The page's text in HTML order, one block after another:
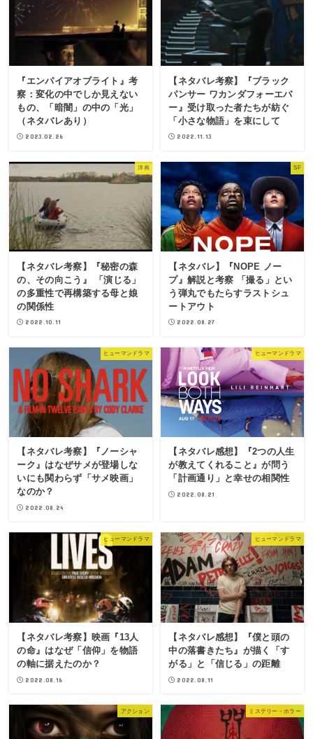
『エンパイアオブライト』考
察：変化の中でしか見えない
もの、「暗闇」の中の「光」
（ネタバレあり）
2023.02.26
【ネタバレ考察】『ブラック
パンサー ワカンダフォーエバ
ー』受け取った者たちが紡ぐ
「小さな物語」を束にして
2022.11.13
洋画
【ネタバレ考察】『秘密の森
の、その向こう』 「演じる」
の多重性で再構築する母と娘
の関係性
2022.10.11
SF
【ネタバレ】『NOPE ノー
プ』解説と考察 「撮る」とい
う弾丸でもたらすラストシュ
ートアウト
2022.08.27
ヒューマンドラマ
【ネタバレ考察】『ノーシャ
ーク』はなぜサメが登場しな
いにも関わらず「サメ映画」
なのか？
2022.08.24
ヒューマンドラマ
【ネタバレ感想】『2つの人生
が教えてくれること』が問う
「計画通り」と幸せの相関性
2022.08.21
ヒューマンドラマ
【ネタバレ考察】映画『13人
の命』はなぜ「信仰」を物語
の軸に据えたのか？
2022.08.16
ヒューマンドラマ
【ネタバレ感想】『僕と頭の
中の落書きたち』が描く「す
がる」と「信じる」の距離
2022.08.11
アクション ミステリー・ホラー